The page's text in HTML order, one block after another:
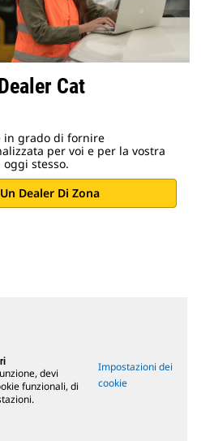
Cat
in grado di fornire
per voi e per la vostra
stesso.
Dealer Di Zona
devi
funzionali, di
Impostazioni dei
cookie